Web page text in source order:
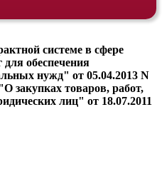
системе в сфере
для обеспечения
нужд" от 05.04.2013 N
закупках товаров, работ,
лиц" от 18.07.2011